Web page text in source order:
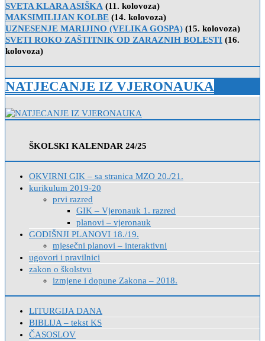
SVETA KLARA ASIŠKA (11. kolovoza)
MAKSIMILIJAN KOLBE (14. kolovoza)
UZNESENJE MARIJINO (VELIKA GOSPA) (15. kolovoza)
SVETI ROKO ZAŠTITNIK OD ZARAZNIH BOLESTI (16.
kolovoza)
NATJECANJE IZ VJERONAUKA
ŠKOLSKI KALENDAR 24/25
OKVIRNI GIK – sa stranica MZO 20./21.
kurikulum 2019-20
prvi razred
GIK – Vjeronauk 1. razred
planovi – vjeronauk
GODIŠNJI PLANOVI 18./19.
mjesečni planovi – interaktivni
ugovori i pravilnici
zakon o školstvu
izmjene i dopune Zakona – 2018.
LITURGIJA DANA
BIBLIJA – tekst KS
ČASOSLOV